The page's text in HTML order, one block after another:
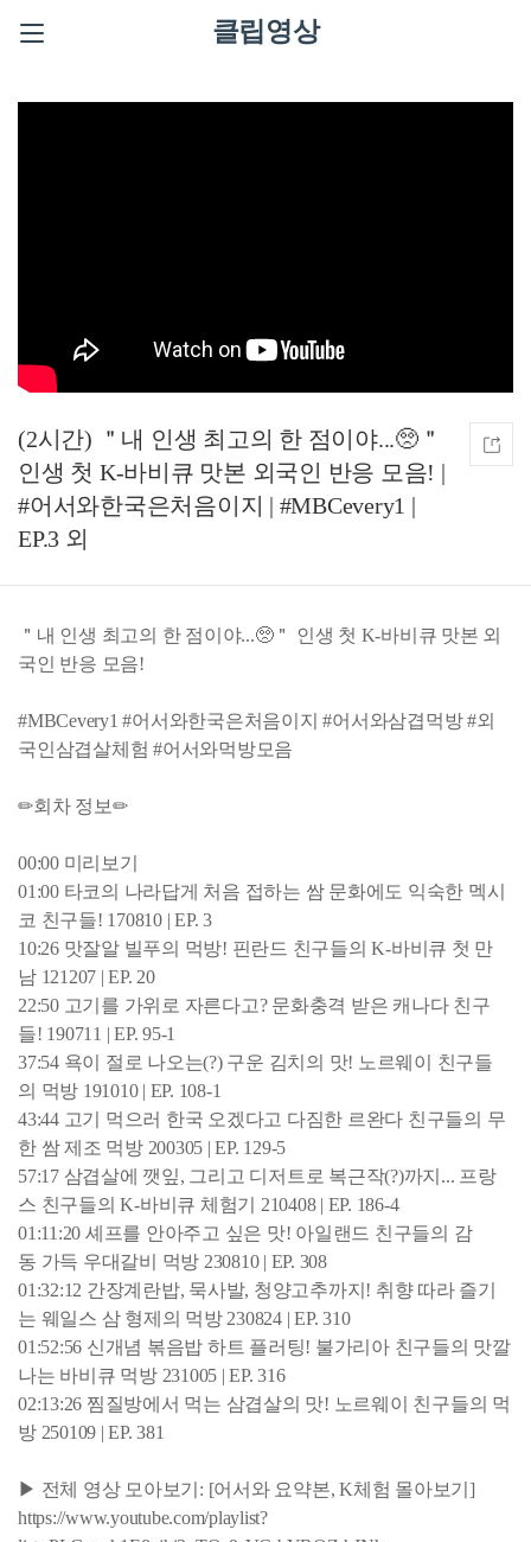
클립영상
(2시간) ＂내 인생 최고의 한 점이야...🥺＂
인생 첫 K-바비큐 맛본 외국인 반응 모음! |
#어서와한국은처음이지 | #MBCevery1 |
EP.3 외
＂내 인생 최고의 한 점이야...🥺＂ 인생 첫 K-바비큐 맛본 외
국인 반응 모음!
#MBCevery1 #어서와한국은처음이지 #어서와삼겹먹방 #외
국인삼겹살체험 #어서와먹방모음
✏회차 정보✏
00:00 미리보기
01:00 타코의 나라답게 처음 접하는 쌈 문화에도 익숙한 멕시
코 친구들! 170810 | EP. 3
10:26 맛잘알 빌푸의 먹방! 핀란드 친구들의 K-바비큐 첫 만
남 121207 | EP. 20
22:50 고기를 가위로 자른다고? 문화충격 받은 캐나다 친구
들! 190711 | EP. 95-1
37:54 욕이 절로 나오는(?) 구운 김치의 맛! 노르웨이 친구들
의 먹방 191010 | EP. 108-1
43:44 고기 먹으러 한국 오겠다고 다짐한 르완다 친구들의 무
한 쌈 제조 먹방 200305 | EP. 129-5
57:17 삼겹살에 깻잎, 그리고 디저트로 복근작(?)까지... 프랑
스 친구들의 K-바비큐 체험기 210408 | EP. 186-4
01:11:20 셰프를 안아주고 싶은 맛! 아일랜드 친구들의 감
동 가득 우대갈비 먹방 230810 | EP. 308
01:32:12 간장계란밥, 묵사발, 청양고추까지! 취향 따라 즐기
는 웨일스 삼 형제의 먹방 230824 | EP. 310
01:52:56 신개념 볶음밥 하트 플러팅! 불가리아 친구들의 맛깔
나는 바비큐 먹방 231005 | EP. 316
02:13:26 찜질방에서 먹는 삼겹살의 맛! 노르웨이 친구들의 먹
방 250109 | EP. 381
▶ 전체 영상 모아보기: [어서와 요약본, K체험 몰아보기]
https://www.youtube.com/playlist?